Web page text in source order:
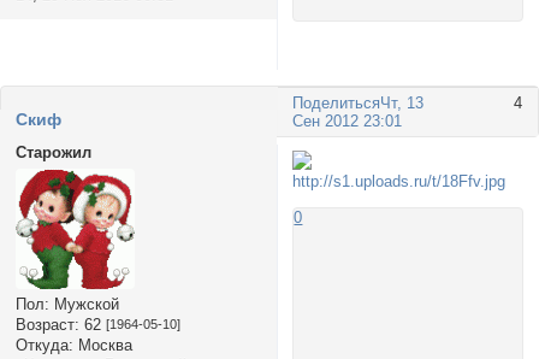
Поделиться 4
Чт, 13
Сен 2012 23:01
Cкиф
Старожил
Пол: Мужской
Возраст: 62 [1964-05-10]
Откуда: Москва
0